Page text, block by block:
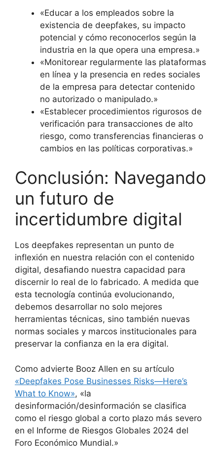
«Educar a los empleados sobre la
existencia de deepfakes, su impacto
potencial y cómo reconocerlos según la
industria en la que opera una empresa.»
«Monitorear regularmente las plataformas
en línea y la presencia en redes sociales
de la empresa para detectar contenido
no autorizado o manipulado.»
«Establecer procedimientos rigurosos de
verificación para transacciones de alto
riesgo, como transferencias financieras o
cambios en las políticas corporativas.»
Conclusión: Navegando
un futuro de
incertidumbre digital
Los deepfakes representan un punto de
inflexión en nuestra relación con el contenido
digital, desafiando nuestra capacidad para
discernir lo real de lo fabricado. A medida que
esta tecnología continúa evolucionando,
debemos desarrollar no solo mejores
herramientas técnicas, sino también nuevas
normas sociales y marcos institucionales para
preservar la confianza en la era digital.
Como advierte Booz Allen en su artículo
«Deepfakes Pose Businesses Risks—Here’s
What to Know», «la
desinformación/desinformación se clasifica
como el riesgo global a corto plazo más severo
en el Informe de Riesgos Globales 2024 del
Foro Económico Mundial.»